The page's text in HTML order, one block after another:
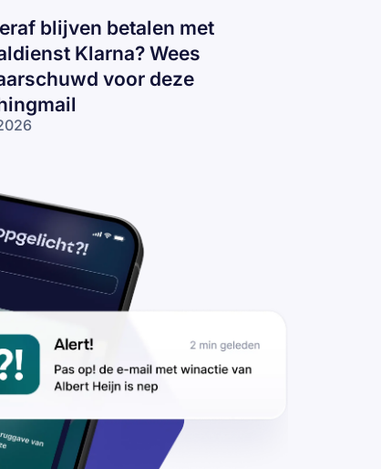
blijven betalen met
Klarna? Wees
voor deze
Wees